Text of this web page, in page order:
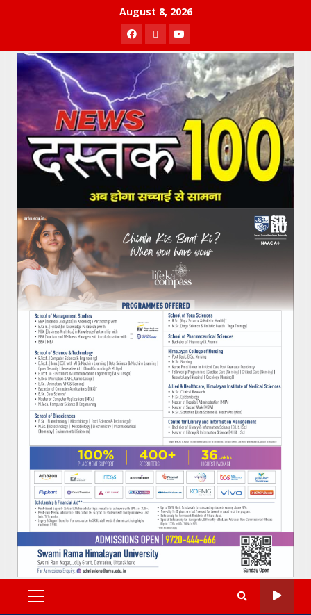
August 8, 2026
Facebook
TwitterYoutube
PRIMARY